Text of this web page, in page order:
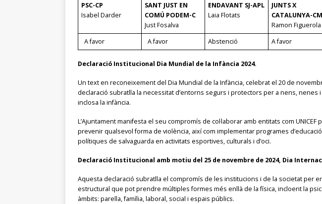
PSC-CP
Isabel Darder
SANT JUST EN
COMÚ PODEM-C
Just Fosalva
ENDAVANT SJ-APL
Laia Flotats
JUNTS X
CATALUNYA-CM
Ramon Figuerola
A favor A favor Abstenció A favor
Declaració Institucional Dia Mundial de la Infància 2024.
Un text en reconeixement del Dia Mundial de la Infància, celebrat el 20 de
declaració subratlla la necessitat d’entorns segurs i protectors per a nens,
inclosa la infància.
L’Ajuntament manifesta el seu compromís de col·laborar amb entitats com
prevenir qualsevol forma de violència, així com implementar programes
polítiques de salvaguarda en activitats esportives, culturals i d’oci.
Declaració Institucional amb motiu del 25 de novembre de 2024, Dia
Aquesta declaració subratlla el compromís de les institucions i de la societat per
estructural que pot prendre múltiples formes més enllà de la física, incloent la
àmbits: parella, família, laboral, social i espais públics.